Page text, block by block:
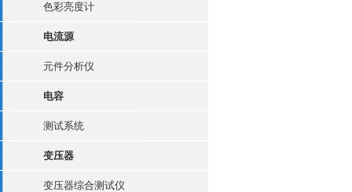
色彩亮度计
电流源
元件分析仪
电容
测试系统
变压器
变压器综合测试仪